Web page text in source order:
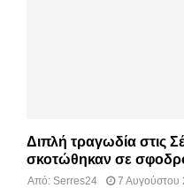
Διπλή τραγωδία στις
σκοτώθηκαν σε
Από: Serres24 7 Αυγούστου